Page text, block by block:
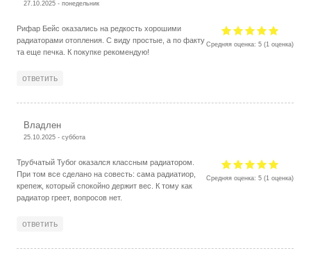
27.10.2025 - понедельник
Средняя оценка:5 (1 оценка)
Рифар Бейс оказались на редкость хорошими
радиаторами отопления. С виду простые, а по факту
та еще печка. К покупке рекомендую!
ответить
Владлен
25.10.2025 - суббота
Средняя оценка:5 (1 оценка)
Трубчатый Тубог оказался классным радиатором.
При том все сделано на совесть: сама радиатиор,
крепеж, который спокойно держит вес. К тому как
радиатор греет, вопросов нет.
ответить